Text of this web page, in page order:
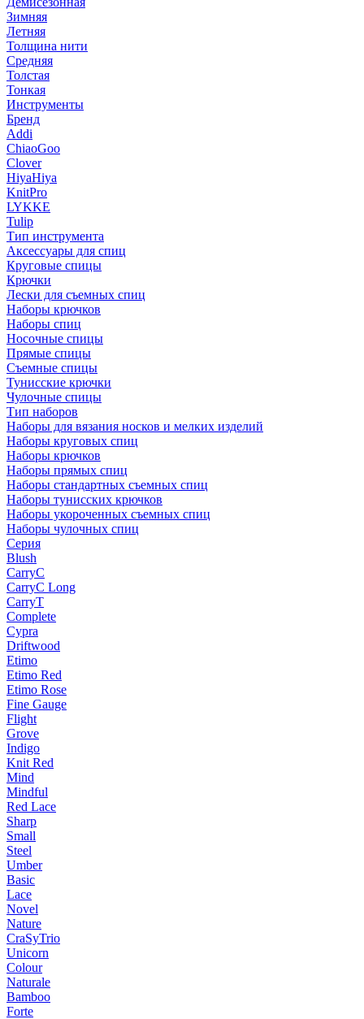
Зимняя
Летняя
Толщина нити
Средняя
Толстая
Тонкая
Инструменты
Бренд
Addi
ChiaoGoo
Clover
HiyaHiya
KnitPro
LYKKE
Tulip
Тип инструмента
Аксессуары для спиц
Круговые спицы
Крючки
Лески для съемных спиц
Наборы крючков
Наборы спиц
Носочные спицы
Прямые спицы
Съемные спицы
Тунисские крючки
Чулочные спицы
Тип наборов
Наборы для вязания носков и мелких изделий
Наборы круговых спиц
Наборы крючков
Наборы прямых спиц
Наборы стандартных съемных спиц
Наборы тунисских крючков
Наборы укороченных съемных спиц
Наборы чулочных спиц
Серия
Blush
CarryC
CarryC Long
CarryT
Complete
Cypra
Driftwood
Etimo
Etimo Red
Etimo Rose
Fine Gauge
Flight
Grove
Indigo
Knit Red
Mind
Mindful
Red Lace
Sharp
Small
Steel
Umber
Basic
Lace
Novel
Nature
CraSyTrio
Unicorn
Colour
Naturale
Bamboo
Forte